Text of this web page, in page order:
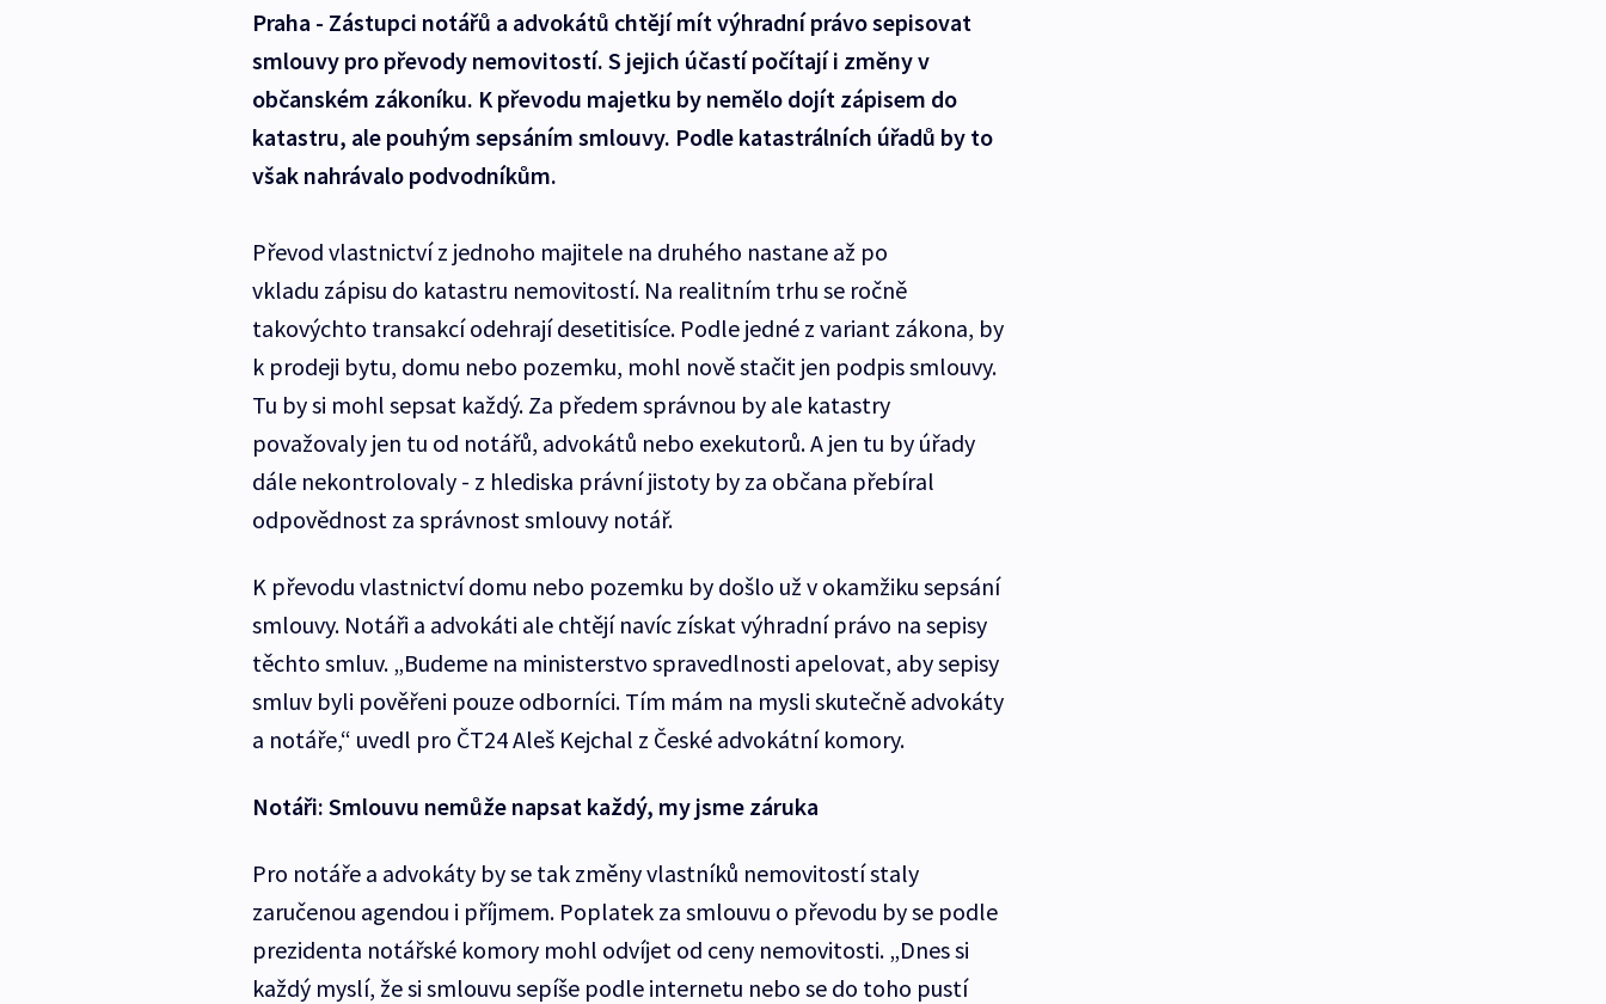
Praha - Zástupci notářů a advokátů chtějí mít výhradní právo sepisovat
smlouvy pro převody nemovitostí. S jejich účastí počítají i změny v
občanském zákoníku. K převodu majetku by nemělo dojít zápisem do
katastru, ale pouhým sepsáním smlouvy. Podle katastrálních úřadů by to
však nahrávalo podvodníkům.
Převod vlastnictví z jednoho majitele na druhého nastane až po
vkladu zápisu do katastru nemovitostí. Na realitním trhu se ročně
takovýchto transakcí odehrají desetitisíce. Podle jedné z variant zákona, by
k prodeji bytu, domu nebo pozemku, mohl nově stačit jen podpis smlouvy.
Tu by si mohl sepsat každý. Za předem správnou by ale katastry
považovaly jen tu od notářů, advokátů nebo exekutorů. A jen tu by úřady
dále nekontrolovaly - z hlediska právní jistoty by za občana přebíral
odpovědnost za správnost smlouvy notář.
K převodu vlastnictví domu nebo pozemku by došlo už v okamžiku sepsání
smlouvy. Notáři a advokáti ale chtějí navíc získat výhradní právo na sepisy
těchto smluv. „Budeme na ministerstvo spravedlnosti apelovat, aby sepisy
smluv byli pověřeni pouze odborníci. Tím mám na mysli skutečně advokáty
a notáře,“ uvedl pro ČT24 Aleš Kejchal z České advokátní komory.
Notáři: Smlouvu nemůže napsat každý, my jsme záruka
Pro notáře a advokáty by se tak změny vlastníků nemovitostí staly
zaručenou agendou i příjmem. Poplatek za smlouvu o převodu by se podle
prezidenta notářské komory mohl odvíjet od ceny nemovitosti. „Dnes si
každý myslí, že si smlouvu sepíše podle internetu nebo se do toho pustí